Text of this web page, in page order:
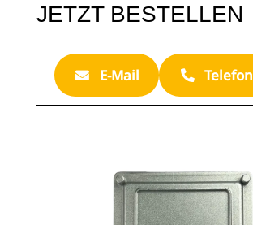
JETZT BESTELLEN
E-Mail